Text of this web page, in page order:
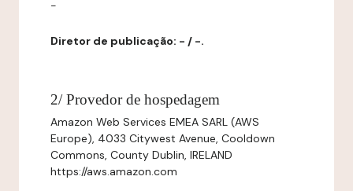
-
Diretor de publicação: - / -.
2/ Provedor de hospedagem
Amazon Web Services EMEA SARL (AWS
Europe), 4033 Citywest Avenue, Cooldown
Commons, County Dublin, IRELAND
https://aws.amazon.com